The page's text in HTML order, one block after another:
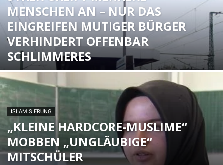
MENSCHEN AN – NUR DAS
EINGREIFEN MUTIGER BÜRGER
VERHINDERT OFFENBAR
SCHLIMMERES
ISLAMISIERUNG
„KLEINE HARDCORE-MUSLIME“
MOBBEN „UNGLÄUBIGE“
MITSCHÜLER